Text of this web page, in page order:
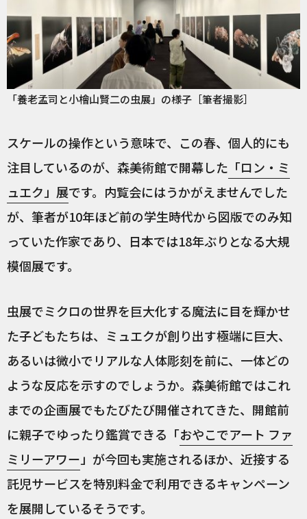
「養老孟司と小檜山賢二の虫展」の様子［筆者撮影］
スケールの操作という意味で、この春、個人的にも
注目しているのが、森美術館で開幕した 「ロン・ミ
ュエク」展です。内覧会にはうかがえませんでした
が、筆者が10年ほど前の学生時代から図版でのみ知
っていた作家であり、日本では18年ぶりとなる大規
模個展です。
虫展でミクロの世界を巨大化する魔法に目を輝かせ
た子どもたちは、ミュエクが創り出す極端に巨大、
あるいは微小でリアルな人体彫刻を前に、一体どの
ような反応を示すのでしょうか。森美術館ではこれ
までの企画展でもたびたび開催されてきた、開館前
に親子でゆったり鑑賞できる「おやこでアート ファ
ミリーアワー 」が今回も実施されるほか、近接する
託児サービスを特別料金で利用できるキャンペーン
を展開しているそうです。